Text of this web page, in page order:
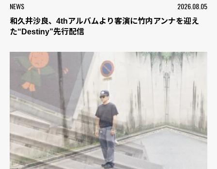
NEWS 2026.08.05
和久井沙良、4thアルバムより客演に竹内アンナを迎え
た“Destiny”先行配信